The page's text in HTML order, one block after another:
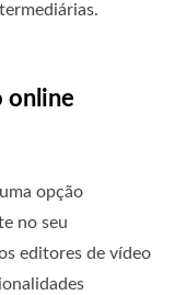
online
opção
no seu
editores de vídeo